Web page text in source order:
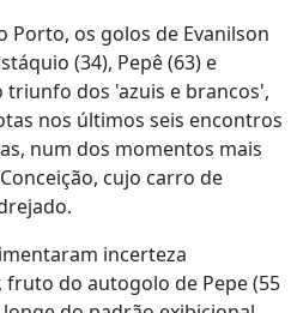
Porto, os golos de Evanilson
(34), Pepê (63) e
triunfo dos 'azuis e brancos',
nos últimos seis encontros
num dos momentos mais
cujo carro de
incerteza
do autogolo de Pepe (55